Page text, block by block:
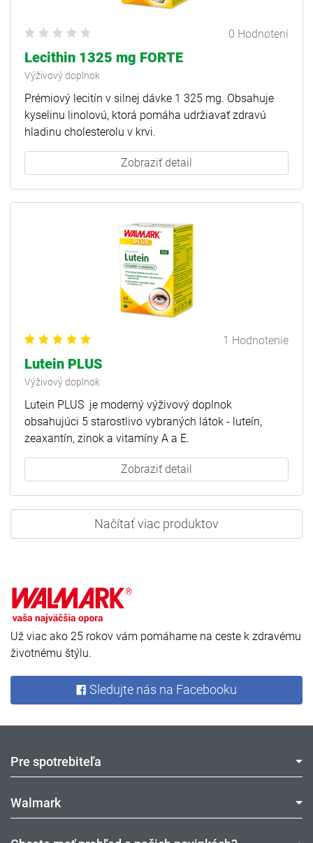
0 Hodnotení
Lecithin 1325 mg FORTE
Výživový doplnok
Prémiový lecitín v silnej dávke 1 325 mg. Obsahuje
kyselinu linolovú, ktorá pomáha udržiavať zdravú
hladinu cholesterolu v krvi.
Zobraziť detail
1 Hodnotenie
Lutein PLUS
Výživový doplnok
Lutein PLUS je moderný výživový doplnok
obsahujúci 5 starostlivo vybraných látok - luteín,
zeaxantín, zinok a vitamíny A a E.
Zobraziť detail
Načítať viac produktov
Už viac ako 25 rokov vám pomáhame na ceste k zdravému
životnému štýlu.
Sledujte nás na Facebooku
Pre spotrebiteľa
Walmark